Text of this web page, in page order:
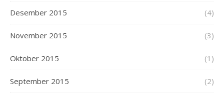
Desember 2015 (4)
November 2015 (3)
Oktober 2015 (1)
September 2015 (2)